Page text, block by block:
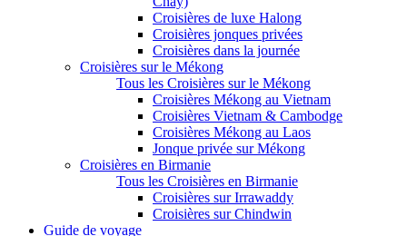
Croisières de luxe Halong
Croisières jonques privées
Croisières dans la journée
Croisières sur le Mékong
Tous les Croisières sur le Mékong
Croisières Mékong au Vietnam
Croisières Vietnam & Cambodge
Croisières Mékong au Laos
Jonque privée sur Mékong
Croisières en Birmanie
Tous les Croisières en Birmanie
Croisières sur Irrawaddy
Croisières sur Chindwin
Guide de voyage